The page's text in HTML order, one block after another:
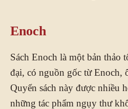
Enoch
Sách Enoch là một bản thảo
đại, có nguồn gốc từ Enoch,
Quyển sách này được nhiều
những tác phẩm ngụy thư